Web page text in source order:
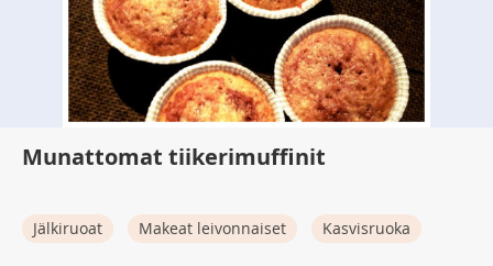
Munattomat tiikerimuffinit
Jälkiruoat Makeat leivonnaiset Kasvisruoka